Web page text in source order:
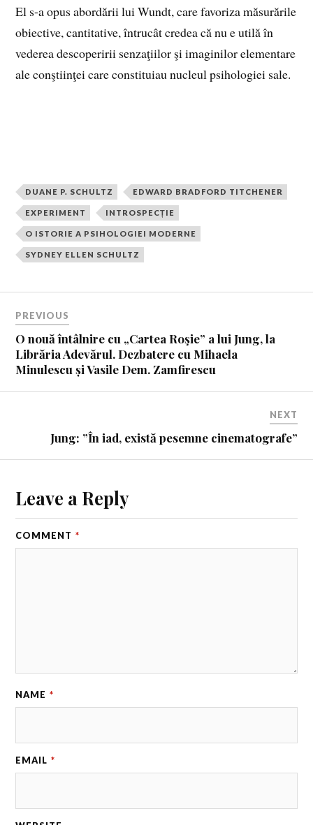
El s-a opus abordării lui Wundt, care favoriza măsurările
obiective, cantitative, întrucât credea că nu e utilă în
vederea descoperirii senzaţiilor şi imaginilor elementare
ale conştiinţei care constituiau nucleul psihologiei sale.
DUANE P. SCHULTZ EDWARD BRADFORD TITCHENER
EXPERIMENT INTROSPECȚIE
O ISTORIE A PSIHOLOGIEI MODERNE
SYDNEY ELLEN SCHULTZ
PREVIOUS
O nouă întâlnire cu „Cartea Roşie” a lui Jung, la
Librăria Adevărul. Dezbatere cu Mihaela
Minulescu și Vasile Dem. Zamfirescu
NEXT
Jung: ”În iad, există pesemne cinematografe”
Leave a Reply
COMMENT *
NAME *
EMAIL *